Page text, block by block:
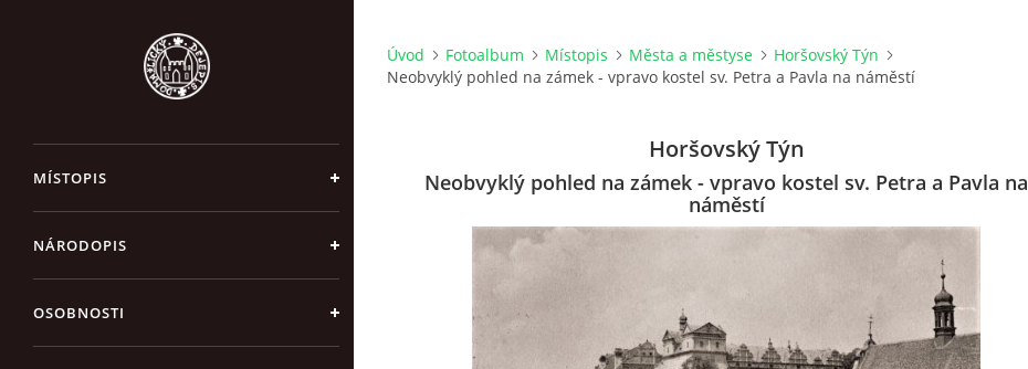
MÍSTOPIS
NÁRODOPIS
OSOBNOSTI
Úvod Fotoalbum Místopis Města a městyse
Horšovský Týn
Neobvyklý pohled na zámek - vpravo kostel sv. Petra a Pavla na náměstí
Horšovský Týn
Neobvyklý pohled na zámek - vpravo kostel sv. Petra a Pavla na
náměstí